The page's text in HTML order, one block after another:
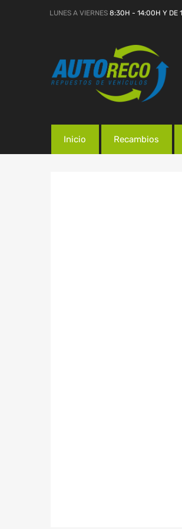
LUNES A VIERNES 8:30H - 14:00H Y DE
Inicio Recambios